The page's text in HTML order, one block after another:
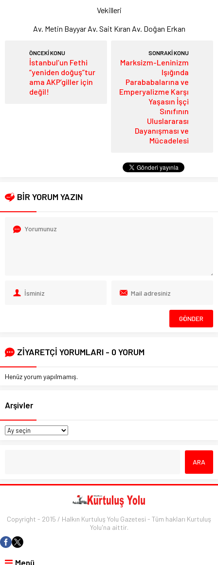
Vekilleri
Av. Metin Bayyar Av. Sait Kıran Av. Doğan Erkan
ÖNCEKİ KONU
İstanbul’un Fethi
“yeniden doğuş”tur
ama AKP’giller için
değil!
SONRAKİ KONU
Marksizm-Leninizm
Işığında
Parababalarına ve
Emperyalizme Karşı
Yaşasın İşçi
Sınıfının
Uluslararası
Dayanışması ve
Mücadelesi
BİR YORUM YAZIN
ZİYARETÇİ YORUMLARI - 0 YORUM
Henüz yorum yapılmamış.
Arşivler
Copyright - 2015 / Halkın Kurtuluş Yolu Gazetesi - Tüm hakları Kurtuluş
Yolu'na aittir.
Menü